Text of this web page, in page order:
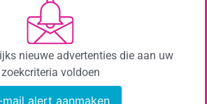
nieuwe advertenties die aan uw
zoekcriteria voldoen
alert aanmaken